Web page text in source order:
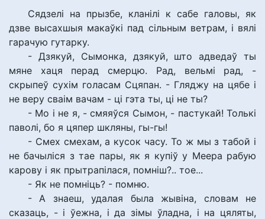
Сядзелі на прызбе, кланілі к сабе галовы, як
дзве высахшыя макаўкі пад сільным ветрам, і вялі
гарачую гутарку.
- Дзякуй, Сымонка, дзякуй, што адведаў ты
мяне хаця перад смерцю. Рад, вельмі рад, -
скрыпеў сухім голасам Сцяпан. - Гляджу на цябе і
не веру сваім вачам - ці гэта ты, ці не ты?
- Мо і не я, - смяяўся Сымон, - пастукай! Толькі
паволі, бо я цяпер шкляны, гы-гы!
- Смех смехам, а кусок часу. То ж мы з табой і
не бачыліся з тае пары, як я купіў у Меера рабую
карову і як прытрапілася, помніш?.. тое...
- Як не помніць? - помню.
- А знаеш, удалая была жывіна, словам не
сказаць, - і ўежна, і да зімы ўладна, і на цяляты,